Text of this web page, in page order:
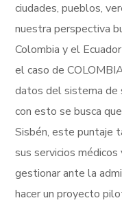
ciudades, pueblos,
nuestra perspectiva
Colombia y el
el caso de
datos del sistema de
con esto se busca
Sisbén, este puntaje
sus servicios médicos
gestionar ante la
hacer un proyecto